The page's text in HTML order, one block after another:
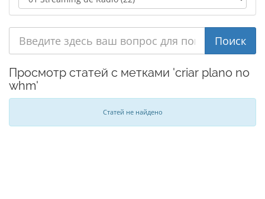
Просмотр статей с метками 'criar plano no
whm'
Статей не найдено